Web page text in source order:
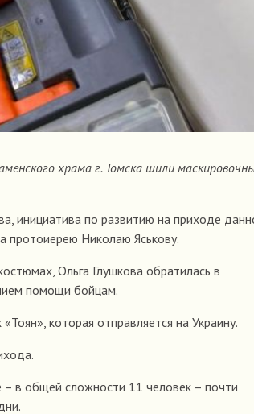
храма г. Томска шили
инициатива по развитию на приходе
протоиерею Николаю Яськову.
Ольга Глушкова обратилась в
помощи бойцам.
которая отправляется на Украину.
– в общей сложности 11 человек – почти